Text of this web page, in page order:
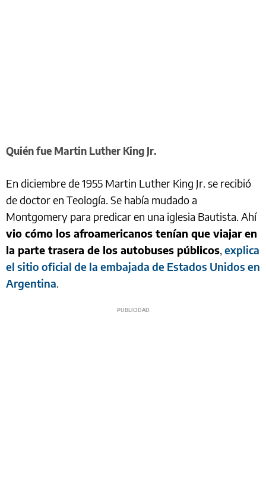
Quién fue Martin Luther King Jr.
En diciembre de 1955 Martin Luther King Jr. se recibió
de doctor en Teología. Se había mudado a
Montgomery para predicar en una iglesia Bautista. Ahí
vio cómo los afroamericanos tenían que viajar en
la parte trasera de los autobuses públicos, explica
el sitio oficial de la embajada de Estados Unidos en
Argentina.